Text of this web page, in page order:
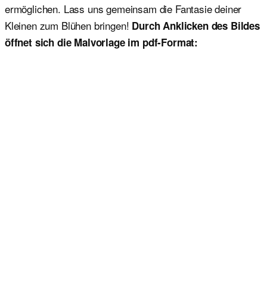
ermöglichen. Lass uns gemeinsam die Fantasie deiner
Kleinen zum Blühen bringen! Durch Anklicken des Bildes
öffnet sich die Malvorlage im pdf-Format: